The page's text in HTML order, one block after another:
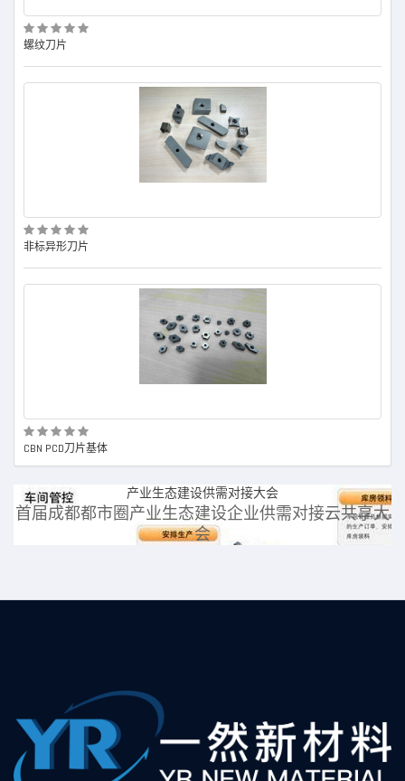
螺纹刀片
非标异形刀片
CBN PCD刀片基体
产业生态建设供需对接大会
首届成都都市圈产业生态建设企业供需对接云共享大
会